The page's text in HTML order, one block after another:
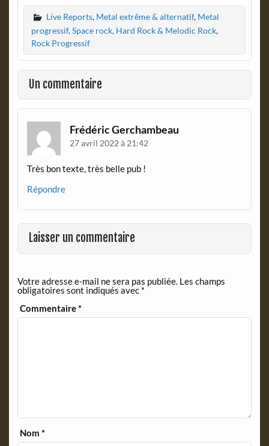
c
e
b
o
o
i
n
t
F
r
e
n
d
Live Reports, Metal extrême & alternatif, Metal
progressif, Space rock, Hard Rock & Melodic Rock,
Rock Progressif
Un commentaire
Frédéric Gerchambeau
27 avril 2022 à 21:42
Très bon texte, très belle pub !
Répondre
Laisser un commentaire
Votre adresse e-mail ne sera pas publiée. Les champs
obligatoires sont indiqués avec *
Commentaire*
Nom*